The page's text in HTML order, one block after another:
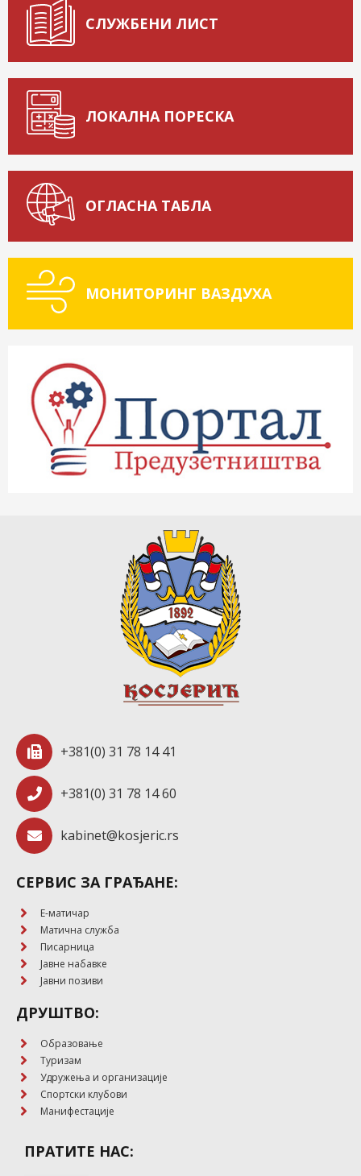
СЛУЖБЕНИ ЛИСТ
ЛОКАЛНА ПОРЕСКА
ОГЛАСНА ТАБЛА
МОНИТОРИНГ ВАЗДУХА
+381(0) 31 78 14 41
+381(0) 31 78 14 60
kabinet@kosjeric.rs
СЕРВИС ЗА ГРАЂАНЕ:
E-матичар
Матична служба
Писарница
Јавне набавке
Јавни позиви
ДРУШТВО:
Образовање
Туризам
Удружења и организације
Спортски клубови
Манифестације
ПРАТИТЕ НАС: